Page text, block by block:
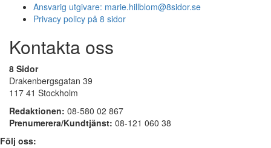
Ansvarig utgivare: marie.hillblom@8sidor.se
Privacy policy på 8 sidor
Kontakta oss
8 Sidor
Drakenbergsgatan 39
117 41 Stockholm
Redaktionen: 08-580 02 867
Prenumerera/Kundtjänst: 08-121 060 38
Följ oss: